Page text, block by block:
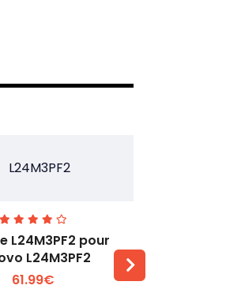
L24M3PF2 pour
L24M3PF2
61.99€